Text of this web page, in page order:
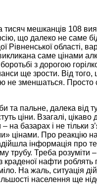
мешканців 108
що далеко не саме
Рівненської області,
саме цінами
з дорогою
ще зрости. Від
не зменшаться. Просто
та пальне, далека від
ціни. Взагалі, цікаво
базарах і не тільки
цінами. Про реакцію
інформація про
трубу. Треба розуміти
краденої нафти
На жаль, ситуація
населення ще